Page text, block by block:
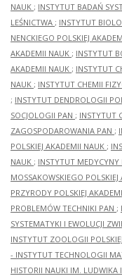
NAUK ; INSTYTUT BADAŃ
LEŚNICTWA ; INSTYTUT
NENCKIEGO POLSKIEJ
AKADEMII NAUK ; INSTYTUT
AKADEMII NAUK ; INSTYTUT
NAUK ; INSTYTUT CHEMII
; INSTYTUT DENDROLOGII
SOCJOLOGII PAN ; INSTYTUT
ZAGOSPODAROWANIA PAN ;
POLSKIEJ AKADEMII NAUK ;
NAUK ; INSTYTUT MEDYCYNY
MOSSAKOWSKIEGO
PRZYRODY POLSKIEJ
PROBLEMÓW TECHNIKI PAN ;
SYSTEMATYKI I EWOLUCJI
INSTYTUT ZOOLOGII
- INSTYTUT TECHNOLOGII
HISTORII NAUKI IM. LUDWIKA